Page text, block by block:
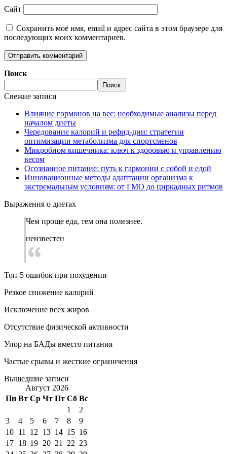
Сайт
Сохранить моё имя, email и адрес сайта в этом браузере для
последующих моих комментариев.
Поиск
Поиск
Свежие записи
Влияние гормонов на вес: необходимые анализы перед
началом диеты
Чередование калорий и рефид-дни: стратегии
оптимизации метаболизма для спортсменов
Микробиом кишечника: ключ к здоровью и управлению
весом
Осознанное питание: путь к гармонии с собой и едой
Инновационные методы адаптации организма к
экстремальным условиям: от ГМО до циркадных ритмов
Выражения о диетах
Чем проще еда, тем она полезнее.
неизвестен
Топ-5 ошибок при похудении
Резкое снижение калорий
Исключение всех жиров
Отсутствие физической активности
Упор на БАДы вместо питания
Частые срывы и жесткие ограничения
Вышедшие записи
Август 2026
Пн Вт Ср Чт Пт Сб Вс
1
2
3
4 5 6 7 8
9
10 11 12 13 14 15 16
17 18 19 20 21 22 23